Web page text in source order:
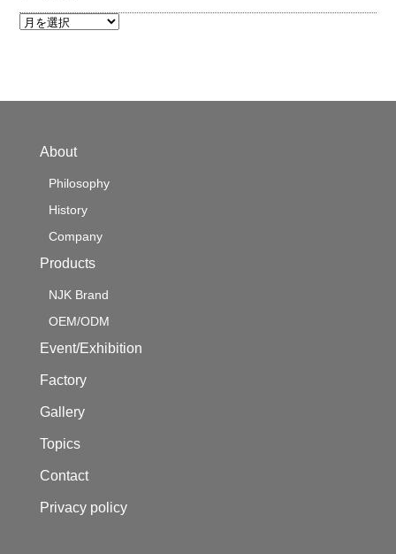
ア
ー
About
Philosophy
History
Company
Products
NJK Brand
OEM/ODM
Event/Exhibition
Factory
Gallery
Topics
Contact
Privacy policy